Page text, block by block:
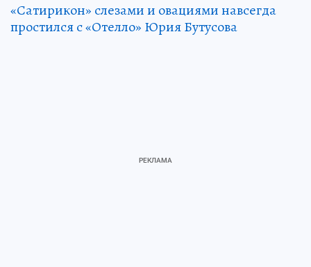
«Сатирикон» слезами и овациями навсегда
простился с «Отелло» Юрия Бутусова